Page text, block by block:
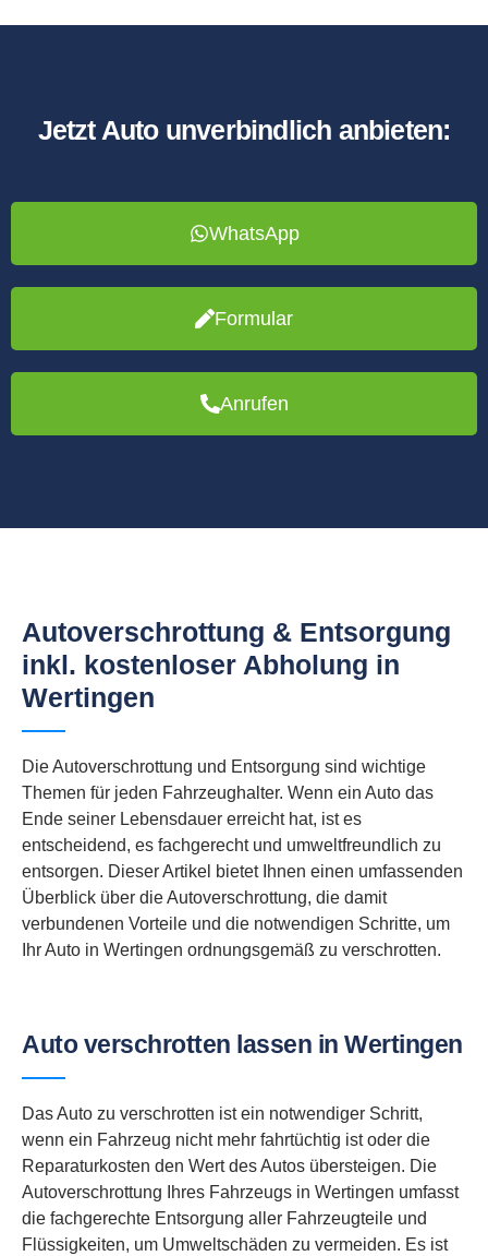
Jetzt Auto unverbindlich anbieten:
WhatsApp
Formular
Anrufen
Autoverschrottung & Entsorgung
inkl. kostenloser Abholung in
Wertingen
Die Autoverschrottung und Entsorgung sind wichtige
Themen für jeden Fahrzeughalter. Wenn ein Auto das
Ende seiner Lebensdauer erreicht hat, ist es
entscheidend, es fachgerecht und umweltfreundlich zu
entsorgen. Dieser Artikel bietet Ihnen einen umfassenden
Überblick über die Autoverschrottung, die damit
verbundenen Vorteile und die notwendigen Schritte, um
Ihr Auto in Wertingen ordnungsgemäß zu verschrotten.
Auto verschrotten lassen in Wertingen
Das Auto zu verschrotten ist ein notwendiger Schritt,
wenn ein Fahrzeug nicht mehr fahrtüchtig ist oder die
Reparaturkosten den Wert des Autos übersteigen. Die
Autoverschrottung Ihres Fahrzeugs in Wertingen umfasst
die fachgerechte Entsorgung aller Fahrzeugteile und
Flüssigkeiten, um Umweltschäden zu vermeiden. Es ist